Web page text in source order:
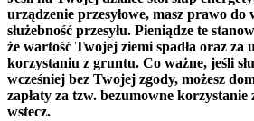
urządzenie przesyłowe, masz prawo do
służebność przesyłu. Pieniądze te
że wartość Twojej ziemi spadła oraz za
korzystaniu z gruntu. Co ważne, jeśli
wcześniej bez Twojej zgody, możesz
zapłaty za tzw. bezumowne korzystanie
wstecz.